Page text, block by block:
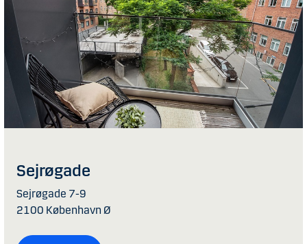
Sejrøgade
Sejrøgade 7-9
2100 København Ø